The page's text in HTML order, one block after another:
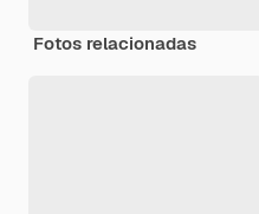
Fotos relacionadas